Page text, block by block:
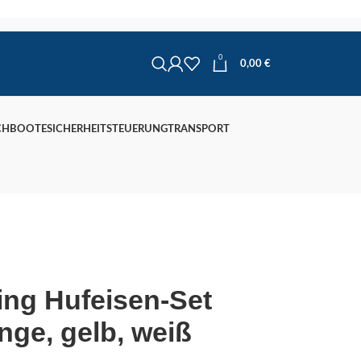
0
0,00 €
SICHERHEITSTEUERUNGTRANSPORT
Hufeisen-Set
gelb, weiß